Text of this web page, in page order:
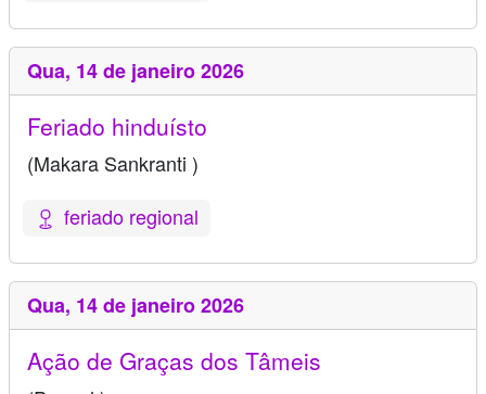
Qua, 14 de janeiro 2026
Feriado hinduísto
(Makara Sankranti )
feriado regional
Qua, 14 de janeiro 2026
Ação de Graças dos Tâmeis